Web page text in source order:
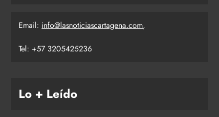
Email: info@lasnoticiascartagena.com,
Tel: +57 3205425236
Lo + Leído